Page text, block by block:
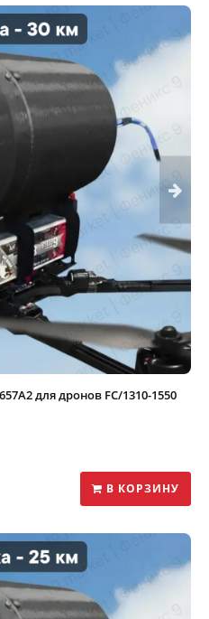
для дронов FC/1310-1550
В КОРЗИНУ